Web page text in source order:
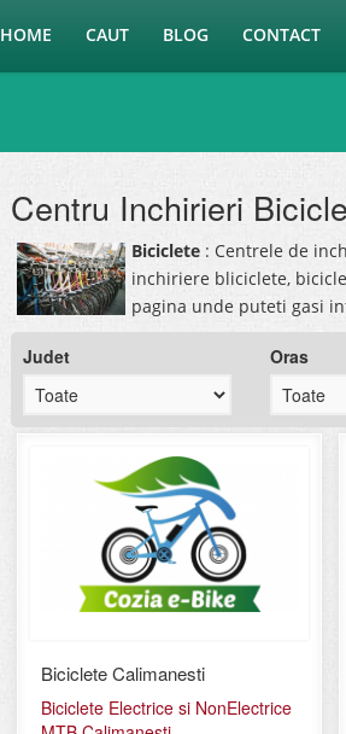
HOME CAUT BLOG CONTACT
Centru Inchirieri
Biciclete : Centrele de
inchiriere bliciclete,
pagina unde puteti gasi
Judet Oras
Biciclete Calimanesti
Biciclete Electrice si NonElectrice